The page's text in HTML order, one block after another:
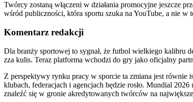
Twórcy zostaną włączeni w działania promocyjne jeszcze
wśród publiczności, która sportu szuka na YouTube, a nie w
Komentarz redakcji
Dla branży sportowej to sygnał, że futbol wielkiego kalibru
zza kulis. Teraz platforma wchodzi do gry jako oficjalny
Z perspektywy rynku pracy w sporcie ta zmiana jest równie
klubach, federacjach i agencjach będzie rosło. Mundial
znaleźć się w gronie akredytowanych twórców na